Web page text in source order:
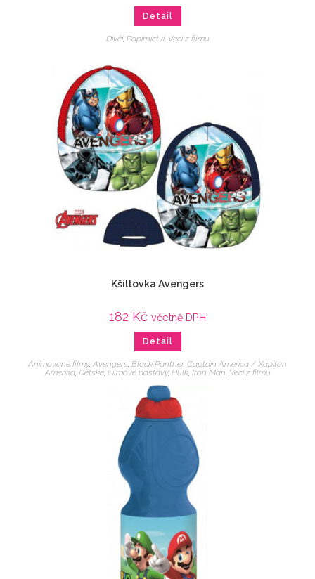
Detail
Dívčí, Papírnictví, Veci z filmu
Kšiltovka Avengers
182 Kč včetně DPH
Detail
Animované filmy, Avengers Black Panther, Captain America / Kapitán
Amerika, Dětské, Filmové postavy, Hulk, Iron Man Veci z filmu